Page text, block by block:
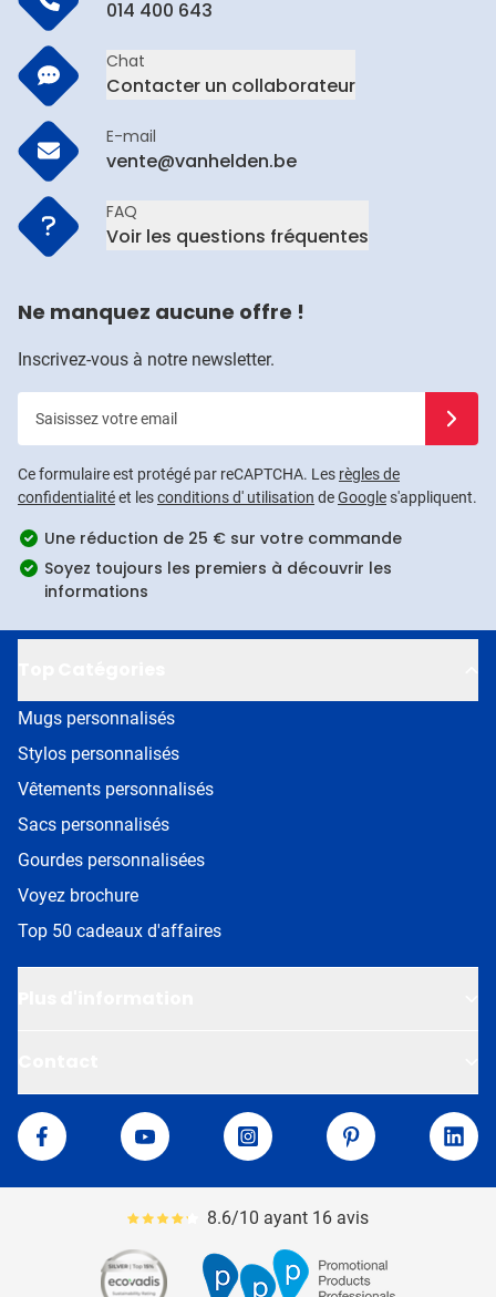
014 400 643
Chat
Contacter un collaborateur
E-mail
vente@vanhelden.be
FAQ
Voir les questions fréquentes
Ne manquez aucune offre !
Inscrivez-vous à notre newsletter.
Ce formulaire est protégé par reCAPTCHA. Les règles de
confidentialitéet lesconditions d' utilisation deGoogles'appliquent.
Une réduction de 25 € sur votre commande
Soyez toujours les premiers à découvrir les
informations
Mugs personnalisés
Stylos personnalisés
Vêtements personnalisés
Sacs personnalisés
Gourdes personnalisées
Voyez brochure
Top 50 cadeaux d'affaires
Van Helden
Facebook
YouTube Instagram Pinterest
Le pourcentage moyen d'avis est de 86
8.6/10 ayant 16 avis